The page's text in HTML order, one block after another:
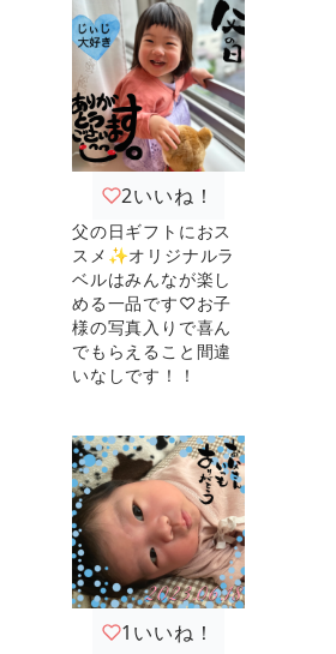
2いいね！
父の日ギフトにおス
スメ✨オリジナルラ
ベルはみんなが楽し
める一品です♡お子
様の写真入りで喜ん
でもらえること間違
いなしです！！
1 いいね！